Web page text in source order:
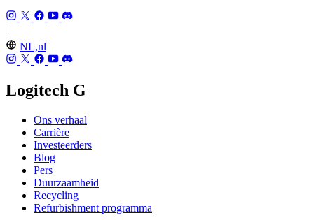
NL,nl
Logitech G
Ons verhaal
Carrière
Investeerders
Blog
Pers
Duurzaamheid
Recycling
Refurbishment programma